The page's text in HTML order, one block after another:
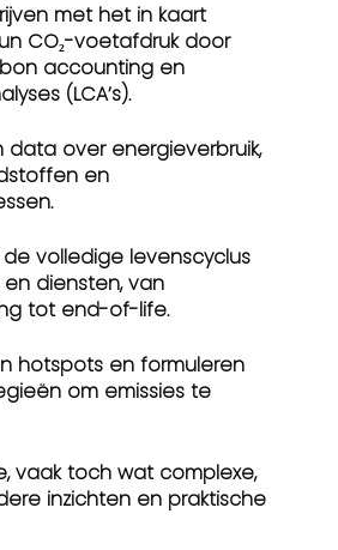
met het in kaart
CO₂-voetafdruk door
accounting en
(LCA’s).
data over energieverbruik,
en
volledige levenscyclus
diensten, van
tot end-of-life.
hotspots en formuleren
om emissies te
vaak toch wat complexe,
inzichten en praktische